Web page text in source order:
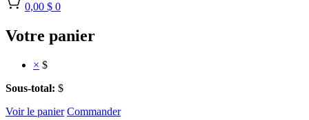
0,00 $ 0
Votre panier
× $
Sous-total: $
Voir le panier Commander